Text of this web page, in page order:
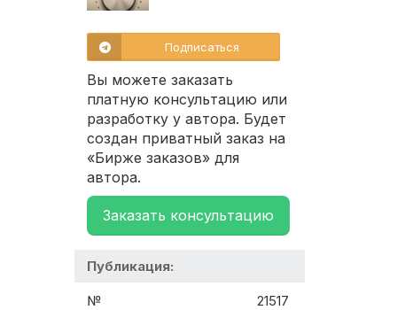
Подписаться
Вы можете заказать
платную консультацию или
разработку у автора. Будет
создан приватный заказ на
«Бирже заказов» для
автора.
Заказать консультацию
Публикация:
№ 21517